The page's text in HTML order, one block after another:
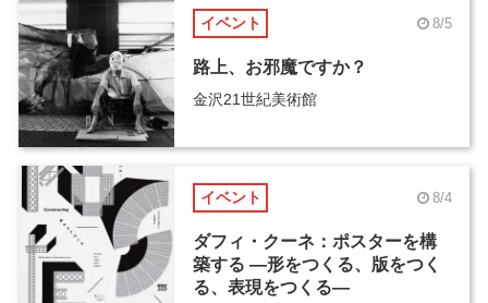
イベント 8/5
路上、お邪魔ですか？
金沢21世紀美術館
イベント 8/4
ダフィ・クーネ：ポスターを構
築する ―形をつくる、版をつく
る、表現をつくる―